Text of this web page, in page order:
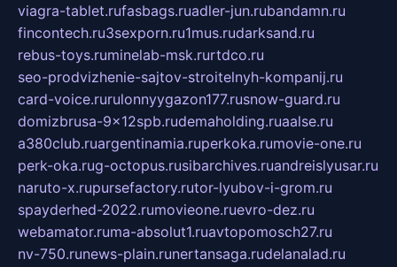
viagra-tablet.rufasbags.ruadler-jun.rubandamn.ru
fincontech.ru3sexporn.ru1mus.rudarksand.ru
rebus-toys.ruminelab-msk.rurtdco.ru
seo-prodvizhenie-sajtov-stroitelnyh-kompanij.ru
card-voice.rurulonnyygazon177.rusnow-guard.ru
domizbrusa-9x12spb.rudemaholding.ruaalse.ru
a380club.ruargentinamia.ruperkoka.rumovie-one.ru
perk-oka.rug-octopus.rusibarchives.ruandreislyusar.ru
naruto-x.rupursefactory.rutor-lyubov-i-grom.ru
spayderhed-2022.rumovieone.ruevro-dez.ru
webamator.ruma-absolut1.ruavtopomosch27.ru
nv-750.runews-plain.runertansaga.rudelanalad.ru